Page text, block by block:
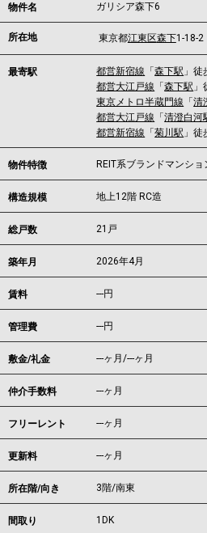
物件名 ガリシア森下6
所在地 東京都江東区森下1-18-2
最寄駅 都営新宿線 「森下駅 」徒
都営大江戸線 「森下駅
東京メトロ半蔵門線 「清
都営大江戸線 「清澄白河
都営新宿線 「菊川駅 」
物件特徴 REIT系ブランドマンシ
構造規模 地上12階 RC造
総戸数 21戸
築年月 2026年4月
賃料 ---円
管理費 ---円
敷金/礼金 ---ヶ月/---ヶ月
仲介手数料 ---ヶ月
フリーレント ---ヶ月
更新料 ---ヶ月
所在階/向き 3階/南東
間取り 1DK